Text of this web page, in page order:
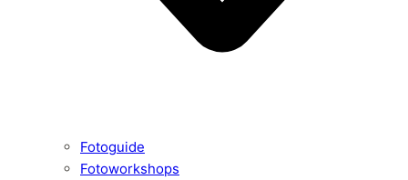
Fotoguide
Fotoworkshops